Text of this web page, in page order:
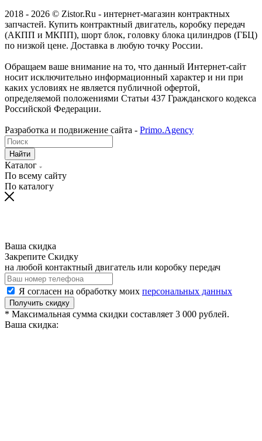
2018 - 2026 © Zistor.Ru - интернет-магазин контрактных
запчастей. Купить контрактный двигатель, коробку передач
(АКПП и МКПП), шорт блок, головку блока цилиндров (ГБЦ)
по низкой цене. Доставка в любую точку России.
Обращаем ваше внимание на то, что данный Интернет-сайт
носит исключительно информационный характер и ни при
каких условиях не является публичной офертой,
определяемой положениями Статьи 437 Гражданского кодекса
Российской Федерации.
Разработка и подвижение сайта - Primo.Agency
Найти
Каталог
По всему сайту
По каталогу
Ваша скидка
Закрепите Скидку
на любой контактный двигатель или коробку передач
Я согласен на обработку моих персональных данных
Получить скидку
* Максимальная сумма скидки составляет 3 000 рублей.
Ваша скидка: